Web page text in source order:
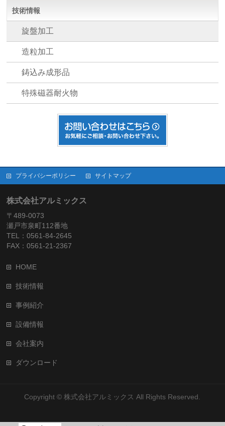
技術情報
旋盤加工
造粒加工
鋳込み成形品
特殊磁器耐火物
プライバシーポリシー サイトマップ
株式会社アルミックス
〒489-0073
瀬戸市泉町112番地
TEL：0561-84-2645
FAX：0561-21-2367
HOME
技術情報
事例紹介
設備情報
会社案内
ダウンロード
Copyright ©株式会社アルミックス All Rights Reserved.